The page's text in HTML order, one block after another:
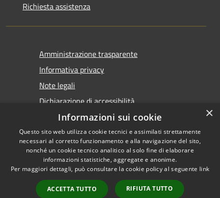
Richiesta assistenza
Amministrazione trasparente
Informativa privacy
Note legali
Dichiarazione di accessibilità
Accessibilità
Copyright © 2026 • Comune di
Tirano • Powered by
Municipium•
Accesso
×
Informazioni sui cookie
Questo sito web utilizza cookie tecnici e assimilati strettamente
necessari al corretto funzionamento e alla navigazione del sito,
nonché un cookie tecnico analitico al solo fine di elaborare
informazioni statistiche, aggregate e anonime.
Per maggiori dettagli, può consultare la cookie policy al seguente link
ACCETTA TUTTO RIFIUTA TUTTO